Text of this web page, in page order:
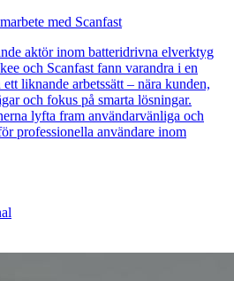
med Scanfast
aktör inom batteridrivna elverktyg
och Scanfast fann varandra i en
liknande arbetssätt – nära kunden,
och fokus på smarta lösningar.
lyfta fram användarvänliga och
professionella användare inom